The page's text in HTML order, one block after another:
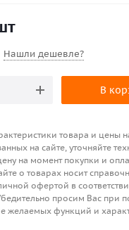
Нашли дешевле?
В
товара и цены
на сайте, уточняйте
на момент покупки и
о товарах носит
офертой в
просим Вас при
желаемых функций и